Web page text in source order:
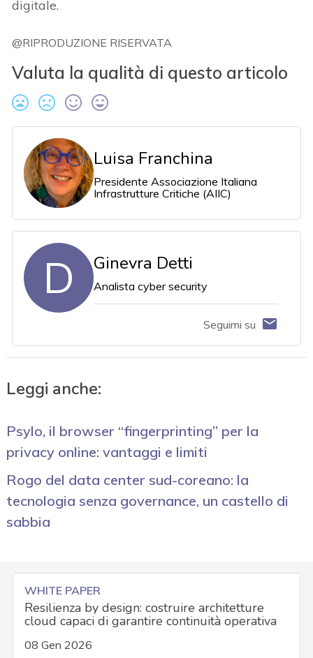
digitale.
@RIPRODUZIONE RISERVATA
Valuta la qualità di questo articolo
Luisa Franchina
Presidente Associazione Italiana
Infrastrutture Critiche (AIIC)
D Ginevra Detti
Analista cyber security
Seguimi su
Leggi anche:
Psylo, il browser “fingerprinting” per la
privacy online: vantaggi e limiti
Rogo del data center sud-coreano: la
tecnologia senza governance, un castello di
sabbia
WHITE PAPER
Resilienza by design: costruire architetture
cloud capaci di garantire continuità operativa
08 Gen 2026